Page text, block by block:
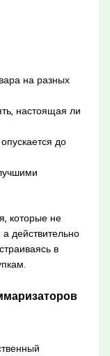
на разных
настоящая ли
до
которые не
действительно
в